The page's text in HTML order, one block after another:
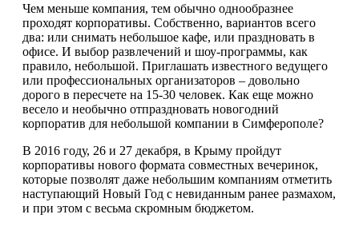
Чем меньше компания, тем обычно однообразнее
проходят корпоративы. Собственно, вариантов всего
два: или снимать небольшое кафе, или праздновать в
офисе. И выбор развлечений и шоу-программы, как
правило, небольшой. Приглашать известного ведущего
или профессиональных организаторов – довольно
дорого в пересчете на 15-30 человек. Как еще можно
весело и необычно отпраздновать новогодний
корпоратив для небольшой компании в Симферополе?
В 2016 году, 26 и 27 декабря, в Крыму пройдут
корпоративы нового формата совместных вечеринок,
которые позволят даже небольшим компаниям отметить
наступающий Новый Год с невиданным ранее размахом,
и при этом с весьма скромным бюджетом.